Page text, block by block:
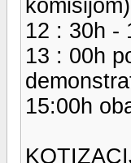
12 : 30h -
13 : 00h
15:00h